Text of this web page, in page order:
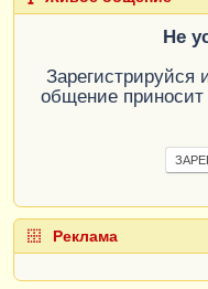
Не
Зарегистрируйся
общение приносит
Реклама